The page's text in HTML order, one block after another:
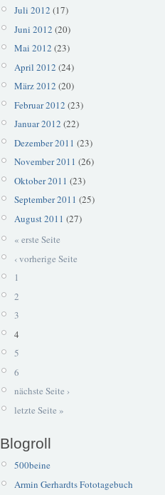
Juli 2012 (17)
Juni 2012 (20)
Mai 2012 (23)
April 2012 (24)
März 2012 (20)
Februar 2012 (23)
Januar 2012 (22)
Dezember 2011 (23)
November 2011 (26)
Oktober 2011 (23)
September 2011 (25)
August 2011 (27)
« erste Seite
‹ vorherige Seite
1
2
3
4
5
6
nächste Seite ›
letzte Seite »
Blogroll
500beine
Armin Gerhardts Fototagebuch